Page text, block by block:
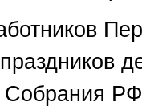
Собрания